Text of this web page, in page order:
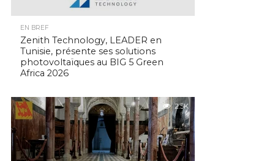
EN BREF
Zenith Technology, LEADER en
Tunisie, présente ses solutions
photovoltaïques au BIG 5 Green
Africa 2026
2.5K